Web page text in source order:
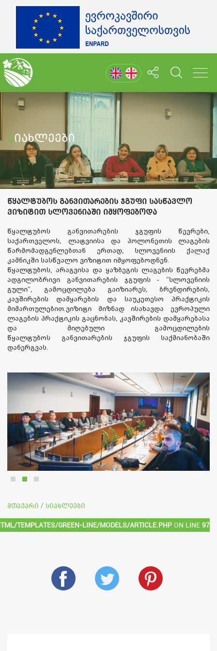
Სიახლეები
წყალტუბოს განვითარების ჯგუფი სასწავლო
ვიზიტით სლოვენიაში იმყოფებოდა
წყალტუბოს განვითარების ჯგუფის წევრები,
საქართველოს, ლატვიისა და პოლონეთის ლაგების
წარმომადგენლებთან ერთად, სლოვენიის ქალაქ
კამნიკში სასწვალო ვიზიტით იმყოფებოდნენ.
წყალტუბოს, არაგვისა და ყაზბეგის ლაგების წევრებმა
ადგილობრივი განვითარების ჯგუფის - "სლოვენიის
გული", გამოცდილება გაიზიარეს, ბრენდირების,
კავშირების დამყარების და საუკეთესო პრაქტიკის
მიმართულებით.ვიზიტი მიზნად ისახავდა ევროპული
ლაგების პრაქტიკის გაცნობას, კავშირების დამყარებასა
და მიღებული გამოცდილების
წყალტუბოს განვითარების ჯგუფის საქმიანობაში
დანერგვას.
მთავარი / სიახლეები
templates/green-line/models/article.php on line 97